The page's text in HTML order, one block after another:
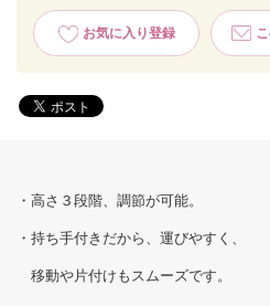
お気に入り登録
・高さ３段階、調節が可能。
・持ち手付きだから、運びやすく、
移動や片付けもスムーズです。